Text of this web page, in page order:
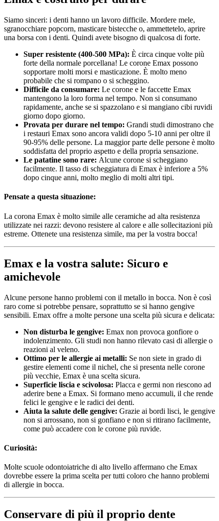
Siamo sinceri: i denti hanno un lavoro difficile. Mordere mele,
sgranocchiare popcorn, masticare bistecche o, ammettetelo, aprire
una borsa con i denti. Quindi avete bisogno di qualcosa di forte.
Super resistente (400-500 MPa): È circa cinque volte più
forte della normale porcellana! Le corone Emax possono
sopportare molti morsi e masticazione. È molto meno
probabile che si rompano o si scheggino.
Difficile da consumare: Le corone e le faccette Emax
mantengono la loro forma nel tempo. Non si consumano
rapidamente, anche se si spazzolano e si mangiano cibi ruvidi
giorno dopo giorno.
Provata per durare nel tempo: Grandi studi dimostrano che
i restauri Emax sono ancora validi dopo 5-10 anni per oltre il
90-95% delle persone. La maggior parte delle persone è molto
soddisfatta del proprio aspetto e della propria sensazione.
Le patatine sono rare: Alcune corone si scheggiano
facilmente. Il tasso di scheggiatura di Emax è inferiore a 5%
dopo cinque anni, molto meglio di molti altri tipi.
Pensate a questa situazione:
La corona Emax è molto simile alle ceramiche ad alta resistenza
utilizzate nei razzi: devono resistere al calore e alle sollecitazioni più
estreme. Ottenete una resistenza simile, ma per la vostra bocca!
Emax e la vostra salute: Sicuro e
amichevole
Alcune persone hanno problemi con il metallo in bocca. Non è così
raro come si potrebbe pensare, soprattutto se si hanno gengive
sensibili. Emax offre a molte persone una scelta più sicura e delicata:
Non disturba le gengive: Emax non provoca gonfiore o
indolenzimento. Gli studi non hanno rilevato casi di allergie o
reazioni al veleno.
Ottimo per le allergie ai metalli: Se non siete in grado di
gestire elementi come il nichel, che si presenta nelle corone
più vecchie, Emax è una scelta sicura.
Superficie liscia e scivolosa: Placca e germi non riescono ad
aderire bene a Emax. Si formano meno accumuli, il che rende
felici le gengive e le radici dei denti.
Aiuta la salute delle gengive: Grazie ai bordi lisci, le gengive
non si arrossano, non si gonfiano e non si ritirano facilmente,
come può accadere con le corone più ruvide.
Curiosità:
Molte scuole odontoiatriche di alto livello affermano che Emax
dovrebbe essere la prima scelta per tutti coloro che hanno problemi
di allergie in bocca.
Conservare di più il proprio dente